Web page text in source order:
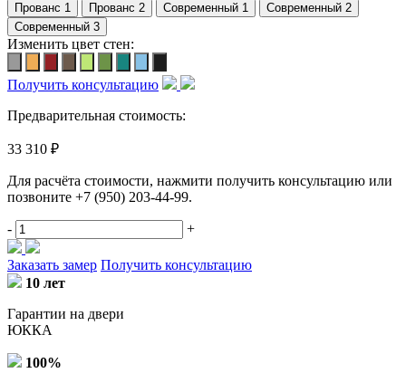
Изменить цвет стен:
Получить консультацию
Предварительная стоимость:
33 310 ₽
Для расчёта стоимости, нажмити получить консультацию или
позвоните +7 (950) 203-44-99.
- +
Заказать замер Получить консультацию
10 лет
Гарантии на двери
ЮККА
100%